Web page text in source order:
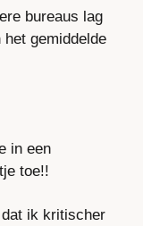
bureaus lag
gemiddelde
in een
toe!!
ik kritischer